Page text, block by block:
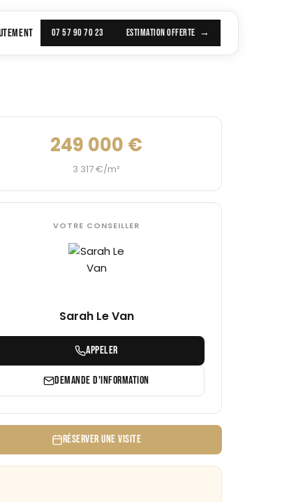
07 57 90 70 23 ESTIMATION OFFERTE
249 000 €
3 317 €/m²
VOTRE CONSEILLER
Sarah Le Van
APPELER
DEMANDE D'INFORMATION
RÉSERVER UNE VISITE